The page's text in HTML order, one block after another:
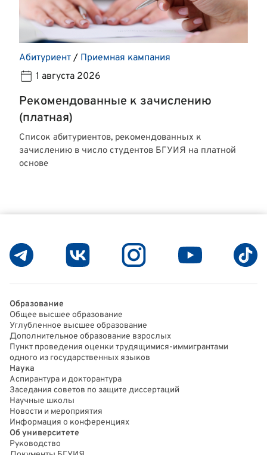
Абитуриент / Приемная кампания
1 августа 2026
Рекомендованные к зачислению
(платная)
Список абитуриентов, рекомендованных к
зачислению в число студентов БГУИЯ на платной
основе
Образование
Общее высшее образование
Углубленное высшее образование
Дополнительное образование взрослых
Пункт проведения оценки трудящимися-иммигрантами
одного из государственных языков
Наука
Аспирантура и докторантура
Заседания советов по защите диссертаций
Научные школы
Новости и мероприятия
Информация о конференциях
Об университете
Руководство